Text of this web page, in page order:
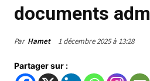
documents
Par Hamet 1 décembre 2025 à 13:28
Partager sur :